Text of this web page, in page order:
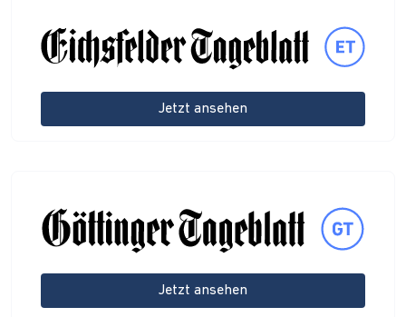
Jetzt ansehen
Jetzt ansehen